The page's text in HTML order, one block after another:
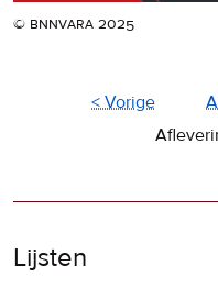
© bnnvara 2025
< Vorige
Lijsten